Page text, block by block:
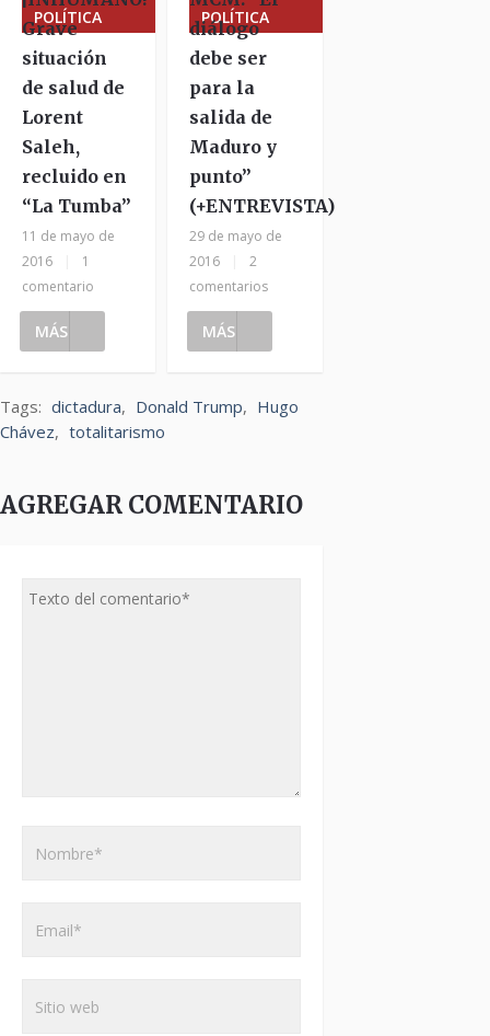
POLÍTICA
Grave
situación
de salud de
Lorent
Saleh,
recluido en
“La Tumba”
11 de mayo de
2016
1
comentario
MÁS
POLÍTICA
diálogo
debe ser
para la
salida de
Maduro y
punto”
(+ENTREVISTA)
29 de mayo de
2016
2
comentarios
MÁS
Tags: dictadura, Donald Trump, Hugo
Chávez, totalitarismo
AGREGAR COMENTARIO